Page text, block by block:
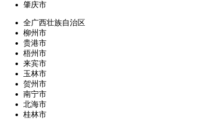
肇庆市
全广西壮族自治区
柳州市
贵港市
梧州市
来宾市
玉林市
贺州市
南宁市
北海市
桂林市